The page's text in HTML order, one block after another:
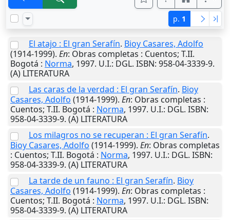
p. 1
El atajo : El gran Serafín. Bioy Casares, Adolfo
(1914-1999). En: Obras completas : Cuentos; T.II.
Bogotá : Norma, 1997. U.I.: DGL. ISBN: 958-04-3339-9.
(A) LITERATURA
Las caras de la verdad : El gran Serafín. Bioy
Casares, Adolfo (1914-1999). En: Obras completas :
Cuentos; T.II. Bogotá : Norma, 1997. U.I.: DGL. ISBN:
958-04-3339-9. (A) LITERATURA
Los milagros no se recuperan : El gran Serafín.
Bioy Casares, Adolfo (1914-1999). En: Obras completas
: Cuentos; T.II. Bogotá : Norma, 1997. U.I.: DGL. ISBN:
958-04-3339-9. (A) LITERATURA
La tarde de un fauno : El gran Serafín. Bioy
Casares, Adolfo (1914-1999). En: Obras completas :
Cuentos; T.II. Bogotá : Norma, 1997. U.I.: DGL. ISBN:
958-04-3339-9. (A) LITERATURA